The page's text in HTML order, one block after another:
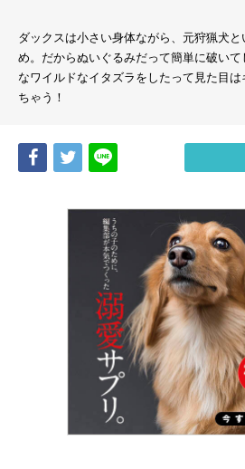
ダックスは小さい身体ながら、元狩猟犬
め。だからぬいぐるみだって簡単に破い
なワイルドなイタズラをしたって見た目
ちゃう！
Share Tweet